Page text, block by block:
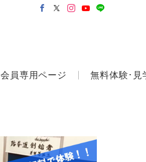
会員専用ページ 無料体験･見